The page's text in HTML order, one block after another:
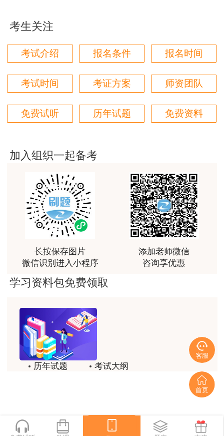
用户zh****87
贾老师讲的太好了，题库、资料还多
用户zh****94
老师们讲的很好，通俗易懂，对小白很友好
建筑专业跟网校过了，今年考其他安全，还是选择网
用户m6****57
用户da****ng
生产技术今年的教学比起去年，在实例的列举上更丰
富生动。
用户m3****68
课程清晰易懂，便于记忆，老师重难点讲解也很清晰
用户we****66
跟着老师学习理解的特别快，比自己学习容易多了
用户m0****66
贾老师讲的很有水平，这次考过全靠他了
用户m0****68
贾老师一如既往的稳
回顾整个学习过程，我收获的不仅是证书和技能，更
网课像一位循循善诱的引路人，让我相信只要选对方
法、坚持行动，每个人都能突破自己的天花板，真心
考生关注
考试介绍 报名条件 报名时间
考试时间 考证方案 师资团队
免费试听 历年试题 免费资料
加入组织一起备考
长按保存图片
微信识别进入小程序
添加老师微信
咨询享优惠
学习资料包免费领取
历年试题
考试大纲